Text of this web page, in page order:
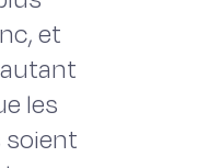
et
les